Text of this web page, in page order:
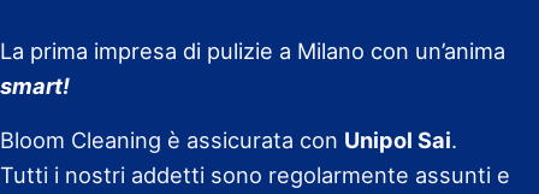
La prima impresa di pulizie a Milano con un’anima
smart!
Bloom Cleaning è assicurata con Unipol Sai.
Tutti i nostri addetti sono regolarmente assunti e